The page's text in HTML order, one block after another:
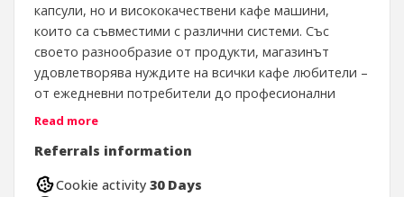
капсули, но и висококачествени кафе машини,
които са съвместими с различни системи. Със
своето разнообразие от продукти, магазинът
удовлетворява нуждите на всички кафе любители –
от ежедневни потребители до професионални
баристи. Освен това, сайтът осигурява удобни
които правят пазаруването лесно и достъпно.
Read more
Referrals information
Cookie activity 30 Days